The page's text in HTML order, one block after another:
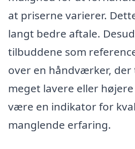
at priserne varierer.
langt bedre aftale.
tilbuddene som
over en håndværker, der
meget lavere eller
være en indikator for
manglende erfaring.